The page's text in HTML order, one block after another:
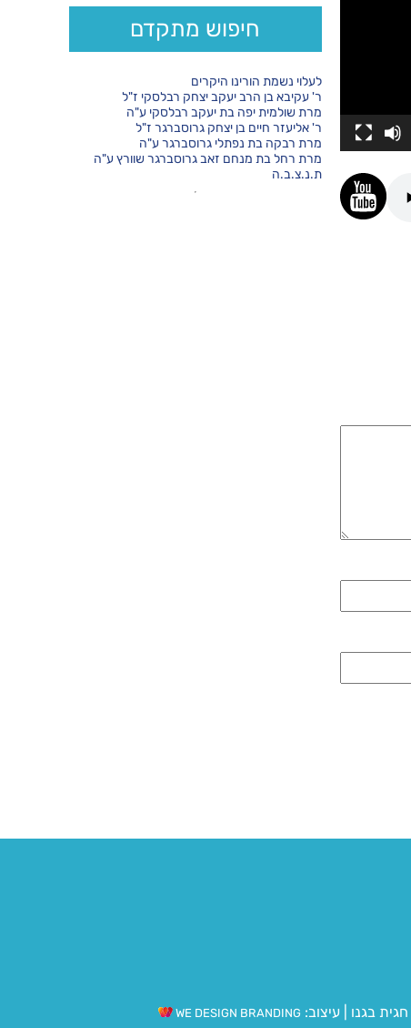
חיפוש מתקדם
לעלוי נשמת הורינו היקרים
ר' עקיבא בן הרב יעקב יצחק רבלסקי ז"ל
מרת שולמית יפה בת יעקב רבלסקי ע"ה
ר' אליעזר חיים בן יצחק גרוסברגר ז"ל
מרת רבקה בת נפתלי גרוסברגר ע"ה
מרת רחל בת מנחם זאב גרוסברגר שוורץ ע"ה
ת.נ.צ.ב.ה
חגית בגנו עיצוב: WE DESIGN BRANDING